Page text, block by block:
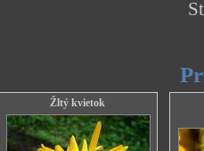
Žltý kvietok